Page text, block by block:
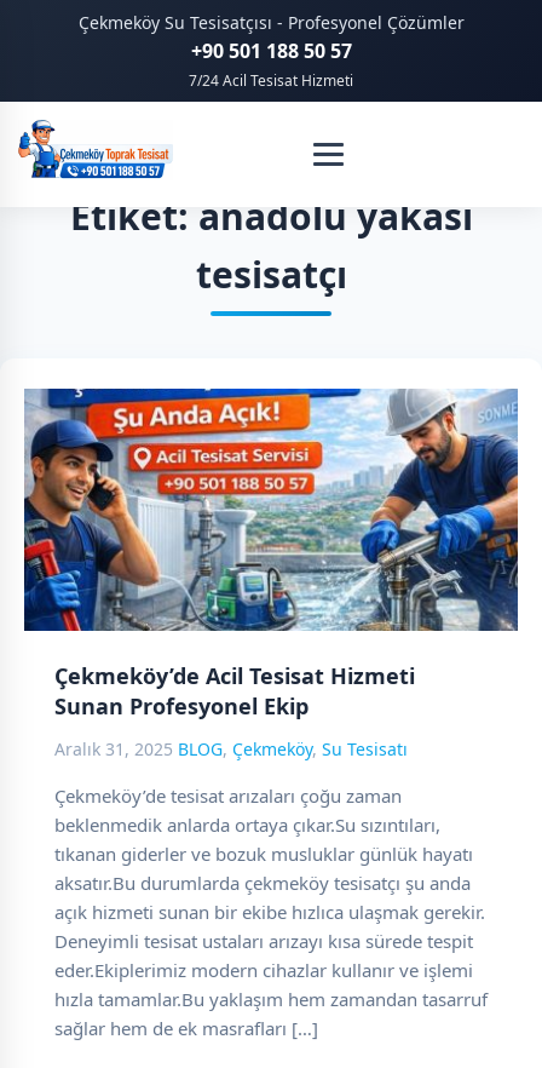
Çekmeköy Su Tesisatçısı - Profesyonel Çözümler
+90 501 188 50 57
7/24 Acil Tesisat Hizmeti
Etiket: anadolu yakası
tesisatçı
Çekmeköy’de Acil Tesisat Hizmeti
Sunan Profesyonel Ekip
Aralık 31, 2025 BLOG, Çekmeköy, Su Tesisatı
Çekmeköy’de tesisat arızaları çoğu zaman
beklenmedik anlarda ortaya çıkar.Su sızıntıları,
tıkanan giderler ve bozuk musluklar günlük hayatı
aksatır.Bu durumlarda çekmeköy tesisatçı şu anda
açık hizmeti sunan bir ekibe hızlıca ulaşmak gerekir.
Deneyimli tesisat ustaları arızayı kısa sürede tespit
eder.Ekiplerimiz modern cihazlar kullanır ve işlemi
hızla tamamlar.Bu yaklaşım hem zamandan tasarruf
sağlar hem de ek masrafları […]